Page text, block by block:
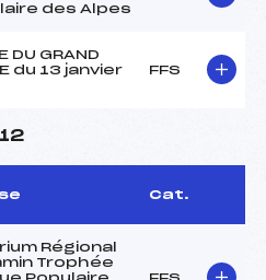
des Alpes
DU GRAND
du 13 janvier
FFS
Cat.
Régional
Trophée
Populaire
FFS